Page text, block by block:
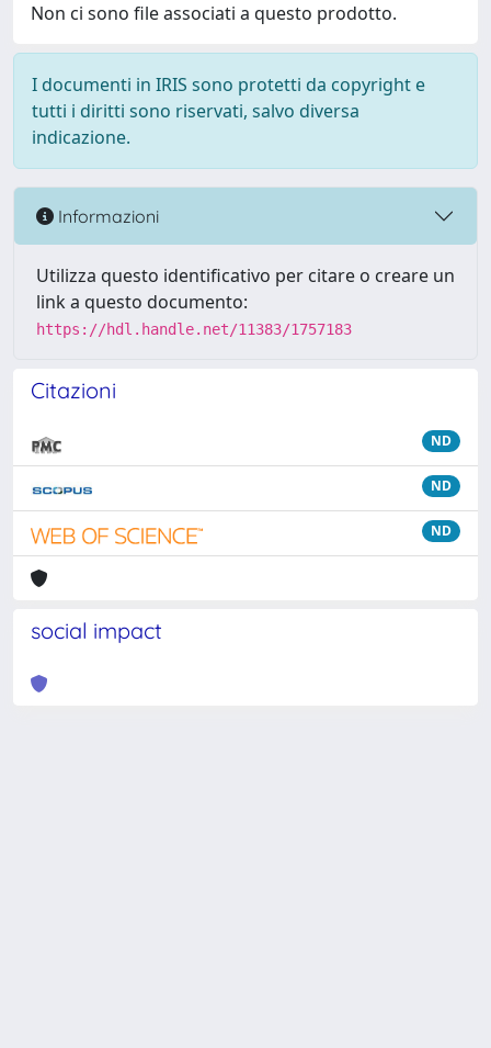
Non ci sono file associati a questo prodotto.
I documenti in IRIS sono protetti da copyright e
tutti i diritti sono riservati, salvo diversa
indicazione.
Informazioni
Utilizza questo identificativo per citare o creare un
link a questo documento:
https://hdl.handle.net/11383/1757183
Citazioni
ND
ND
ND
social impact